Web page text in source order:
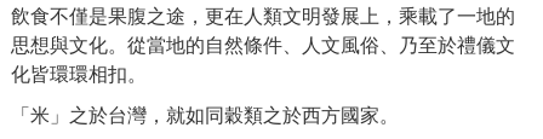
飲食不僅是果腹之途，更在人類文明發展上，乘載了一地的
思想與文化。從當地的自然條件、人文風俗、乃至於禮儀文
化皆環環相扣。
「米」之於台灣，就如同穀類之於西方國家。